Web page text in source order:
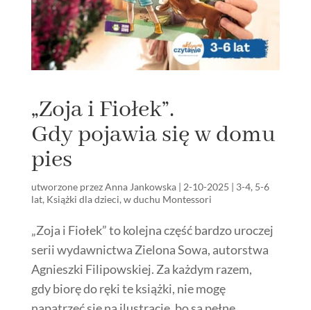
„Zoja i Fiołek”.
Gdy pojawia się w domu
pies
utworzone przezAnna Jankowska| 2-10-2025 | 3-4, 5-6
lat, Książki dla dzieci, w duchu Montessori
„Zoja i Fiołek” to kolejna część bardzo uroczej
serii wydawnictwa Zielona Sowa, autorstwa
Agnieszki Filipowskiej. Za każdym razem,
gdy biorę do ręki te książki, nie mogę